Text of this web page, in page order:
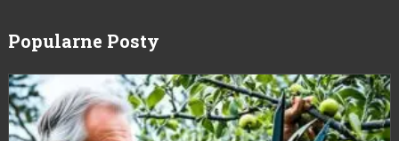
Popularne Posty